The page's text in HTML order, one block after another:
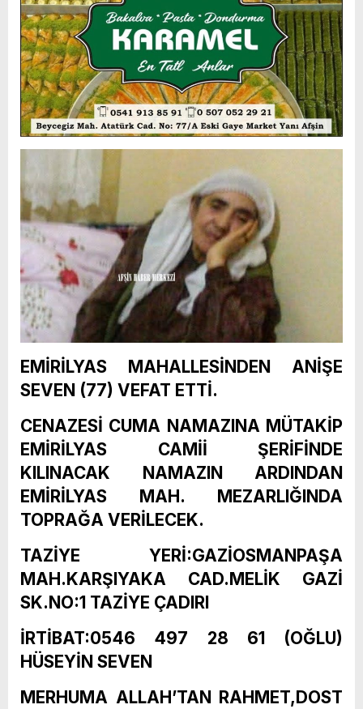
EMİRİLYAS MAHALLESİNDEN ANİŞE
SEVEN (77) VEFAT ETTİ.
CENAZESİ CUMA NAMAZINA MÜTAKİP
EMİRİLYAS CAMİİ ŞERİFİNDE
KILINACAK NAMAZIN ARDINDAN
EMİRİLYAS MAH. MEZARLIĞINDA
TOPRAĞA VERİLECEK.
TAZİYE YERİ:GAZİOSMANPAŞA
MAH.KARŞIYAKA CAD.MELİK GAZİ
SK.NO:1 TAZİYE ÇADIRI
İRTİBAT:0546 497 28 61 (OĞLU)
HÜSEYİN SEVEN
MERHUMA ALLAH’TAN RAHMET,DOST